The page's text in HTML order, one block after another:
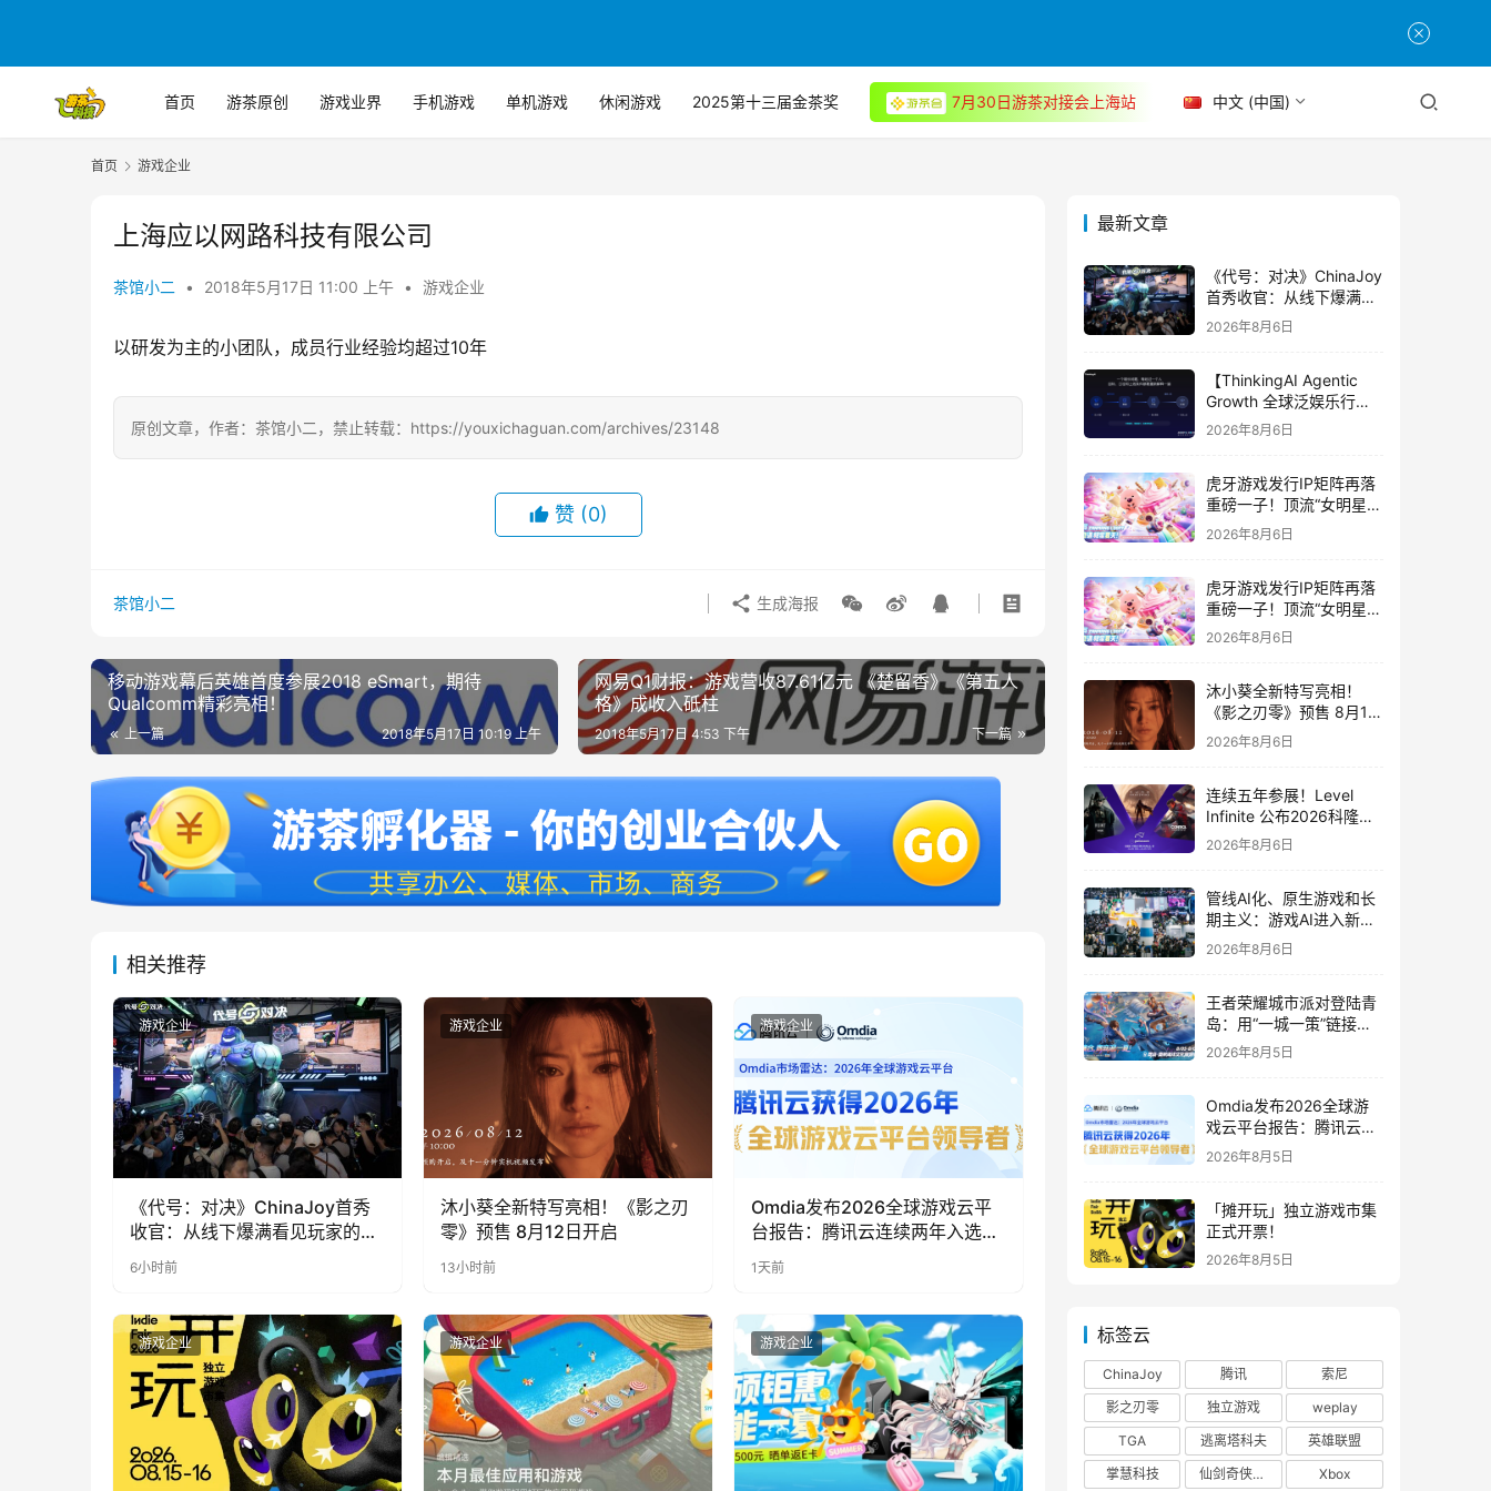
首页 游茶原创 游戏业界 手机游戏 单机游戏 休闲游戏 2025第十三届金茶奖 7月30日游茶对接会上海站 中文 (中国)
首页 游戏企业
上海应以网路科技有限公司
茶馆小二 • 2018年5月17日 11:00 上午 • 游戏企业
以研发为主的小团队，成员行业经验均超过10年
原创文章，作者：茶馆小二，禁止转载：https://youxichaguan.com/archives/23148
赞 (0)
茶馆小二 生成海报
移动游戏幕后英雄首度参展2018 eSmart，期待
Qualcomm精彩亮相！
上一篇 2018年5月17日 10:19 上午
网易Q1财报：游戏营收87.61亿元 《楚留香》《第五人
格》成收入砥柱
下一篇
2018年5月17日 4:53 下午
相关推荐
游戏企业
《代号：对决》ChinaJoy首秀
收官：从线下爆满看见玩家的真
实期待
6小时前
游戏企业
沐小葵全新特写亮相！《影之刃
零》预售 8月12日开启
13小时前
游戏企业
Omdia发布2026全球游戏云平
台报告：腾讯云连续两年入选
“领导者”象限
1天前
游戏企业 游戏企业 游戏企业
最新文章
《代号：对决》ChinaJoy
首秀收官：从线下爆满看
见玩家的真实期待
2026年8月6日
【ThinkingAI Agentic
Growth 全球泛娱乐行业
峰会】Agent 时代，人到
2026年8月6日
虎牙游戏发行IP矩阵再落
重磅一子！顶流“女明星”
ZANMANG LOOPY 正版
3D消除手游《消消奇遇》
2026年8月6日
虎牙游戏发行IP矩阵再落
重磅一子！顶流“女明星”
ZANMANG LOOPY 正版
2026年8月6日
沐小葵全新特写亮相！
《影之刃零》预售 8月12
日开启
2026年8月6日
连续五年参展！Level
Infinite 公布2026科隆游
戏展产品阵容
2026年8月6日
管线AI化、原生游戏和长
期主义：游戏AI进入新共
识时代
2026年8月6日
王者荣耀城市派对登陆青
岛：用“一城一策”链接海
洋场景，以双向奔赴带动
2026年8月5日
Omdia发布2026全球游
戏云平台报告：腾讯云连
续两年入选“领导者”象限
2026年8月5日
「摊开玩」独立游戏市集
正式开票！
2026年8月5日
标签云
ChinaJoy 腾讯
索尼
影之刃零
独立游戏
weplay
TGA
逃离塔科夫
英雄联盟
掌慧科技
仙剑奇侠传四 Xbox